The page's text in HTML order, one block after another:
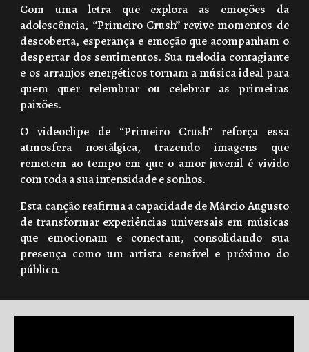
Com uma letra que explora as emoções da
adolescência, “Primeiro Crush” revive momentos de
descoberta, esperança e emoção que acompanham o
despertar dos sentimentos. Sua melodia contagiante
e os arranjos energéticos tornam a música ideal para
quem quer relembrar ou celebrar as primeiras
paixões.
O videoclipe de “Primeiro Crush” reforça essa
atmosfera nostálgica, trazendo imagens que
remetem ao tempo em que o amor juvenil é vivido
com toda a sua intensidade e sonhos.
Esta canção reafirma a capacidade de Márcio Augusto
de transformar experiências universais em músicas
que emocionam e conectam, consolidando sua
presença como um artista sensível e próximo do
público.